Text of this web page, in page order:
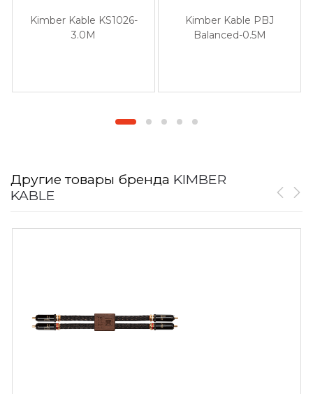
Kimber Kable KS1026-
3.0M
Kimber Kable PBJ
Balanced-0.5M
Другие товары бренда KIMBER
KABLE